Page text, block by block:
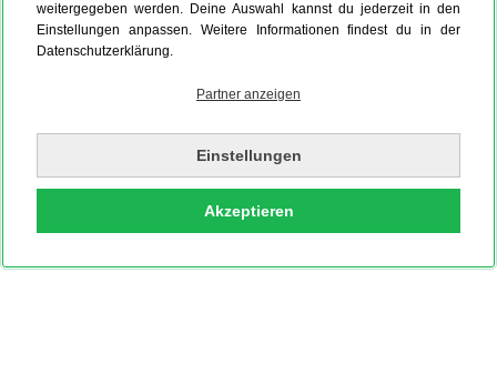
weitergegeben werden. Deine Auswahl kannst du jederzeit in den
Einstellungen anpassen. Weitere Informationen findest du in der
Datenschutzerklärung.
Partner anzeigen
Einstellungen
Akzeptieren